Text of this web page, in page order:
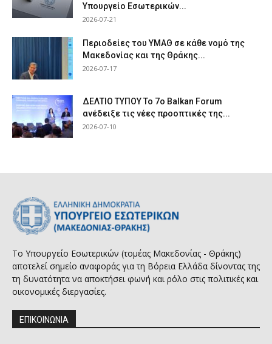
Υπουργείο Εσωτερικών...
2026-07-21
Περιοδείες του ΥΜΑΘ σε κάθε νομό της
Μακεδονίας και της Θράκης...
2026-07-17
ΔΕΛΤΙΟ ΤΥΠΟΥ Το 7ο Balkan Forum
ανέδειξε τις νέες προοπτικές της...
2026-07-10
Το Υπουργείο Εσωτερικών (τομέας Μακεδονίας - Θράκης)
αποτελεί σημείο αναφοράς για τη Βόρεια Ελλάδα δίνοντας της
τη δυνατότητα να αποκτήσει φωνή και ρόλο στις πολιτικές και
οικονομικές διεργασίες.
ΕΠΙΚΟΙΝΩΝΙΑ